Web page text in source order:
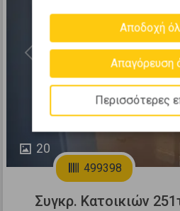
20
Previous
499398
Συγκρ. Κατοικιών
Αποδοχή
Απαγόρευση
Περισσότερες